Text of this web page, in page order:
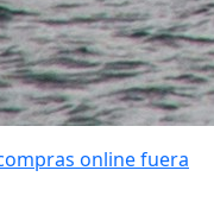
online fuera